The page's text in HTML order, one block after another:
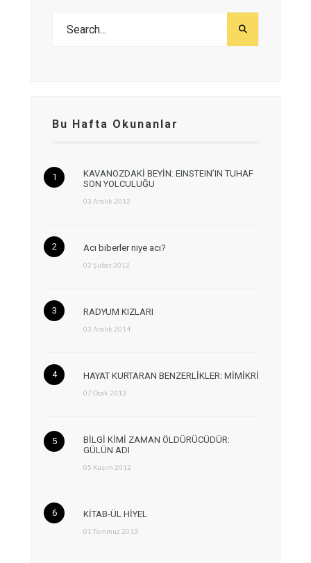
Bu Hafta Okunanlar
KAVANOZDAKİ BEYİN: EINSTEIN’IN TUHAF
SON YOLCULUĞU
03 Aralık 2012
Acı biberler niye acı?
02 Şubat 2012
RADYUM KIZLARI
03 Aralık 2014
HAYAT KURTARAN BENZERLİKLER: MİMİKRİ
07 Ocak 2013
BİLGİ KİMİ ZAMAN ÖLDÜRÜCÜDÜR:
GÜLÜN ADI
05 Kasım 2012
KİTAB-ÜL HİYEL
01 Temmuz 2013